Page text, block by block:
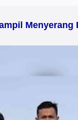
Menyerang